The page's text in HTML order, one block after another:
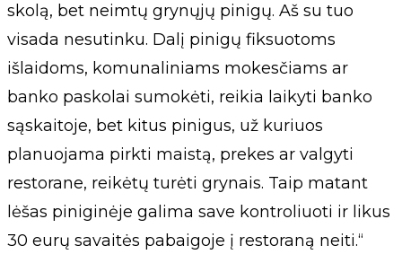
skolą, bet neimtų grynųjų pinigų. Aš su tuo
visada nesutinku. Dalį pinigų fiksuotoms
išlaidoms, komunaliniams mokesčiams ar
banko paskolai sumokėti, reikia laikyti banko
sąskaitoje, bet kitus pinigus, už kuriuos
planuojama pirkti maistą, prekes ar valgyti
restorane, reikėtų turėti grynais. Taip matant
lėšas piniginėje galima save kontroliuoti ir likus
30 eurų savaitės pabaigoje į restoraną neiti.“